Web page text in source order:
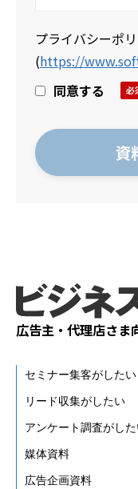
プライバシーポ
(https://
同意する
広告主・代理店さま
セミナー集客がしたい
リード収集がしたい
アンケート調査がし
媒体資料
広告企画資料